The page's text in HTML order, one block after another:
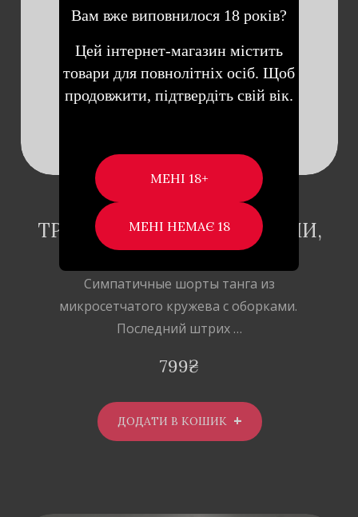
ДОДАТИ В
LEG AVENUE LEG2985 –
ТРУСИКИ ТАНГА С РЮШАМИ,
S-L (КРАСНЫЕ)
Симпатичные шорты танга из
микросетчатого кружева с оборками.
Последний штрих …
799₴
ДОДАТИ В КОШИК
Вам вже виповнилося 18 років?
Цей інтернет-магазин містить
товари для повнолітніх осіб. Щоб
продовжити, підтвердіть свій вік.